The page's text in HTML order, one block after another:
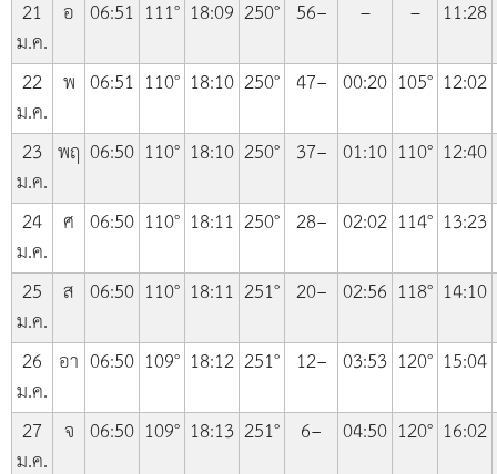
21
ม.ค.
อ 06:51 111° 18:09 250° 56− – –
11:28
22
ม.ค.
พ 06:51 110° 18:10 250° 47− 00:20 105° 12:02
23
ม.ค.
พฤ 06:50 110° 18:10 250° 37− 01:10 110° 12:40
24
ม.ค.
ศ 06:50 110° 18:11 250° 28− 02:02 114° 13:23
25
ม.ค.
ส 06:50 110° 18:11 251° 20− 02:56 118° 14:10
26
ม.ค.
อา 06:50 109° 18:12 251° 12− 03:53 120° 15:04
27
ม.ค.
จ 06:50 109° 18:13 251° 6− 04:50 120° 16:02